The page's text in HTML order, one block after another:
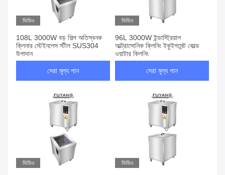
ভিডিও
108L 3000W বড় শিল্প অতিস্বনক
ক্লিনার স্টেইনলেস স্টীল SUS304
উপাদান
সেরা মূল্য পান
ভিডিও
96L 3000W ইন্ডাস্ট্রিয়াল
আল্ট্রাসোনিক ক্লিনিং ইকুইপমেন্ট কোল্ড
ওয়াটার ক্লিনিং
সেরা মূল্য পান
ভিডিও ভিডিও